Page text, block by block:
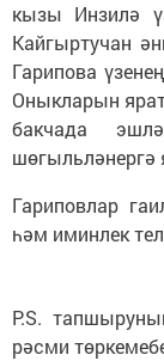
кызы Инзилә
Кайгыртучан
Гарипова
Оныкларын
бакчада
шөгыльләнергә
Гариповлар
һәм иминлек
P.S.
рәсми